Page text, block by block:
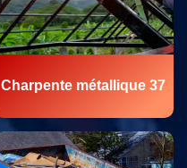
Charpente métallique 37